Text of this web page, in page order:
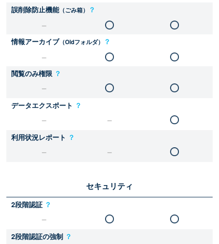
誤削除防止機能（ごみ箱） ？
情報アーカイブ（Oldフォルダ） ？
閲覧のみ権限 ？
データエクスポート ？
利用状況レポート ？
セキュリティ
2段階認証 ？
2段階認証の強制 ？